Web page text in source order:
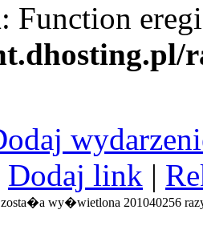
: Function
Dodaj link |
zosta�a wy�wietlona 201040256